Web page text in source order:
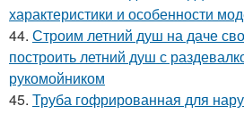
характеристики и особенности
44. Строим летний душ на даче
построить летний душ с
рукомойником
45. Труба гофрированная для